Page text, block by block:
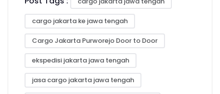
cargo jakarta ke jawa tengah
Cargo Jakarta Purworejo Door to Door
ekspedisi jakarta jawa tengah
jasa cargo jakarta jawa tengah